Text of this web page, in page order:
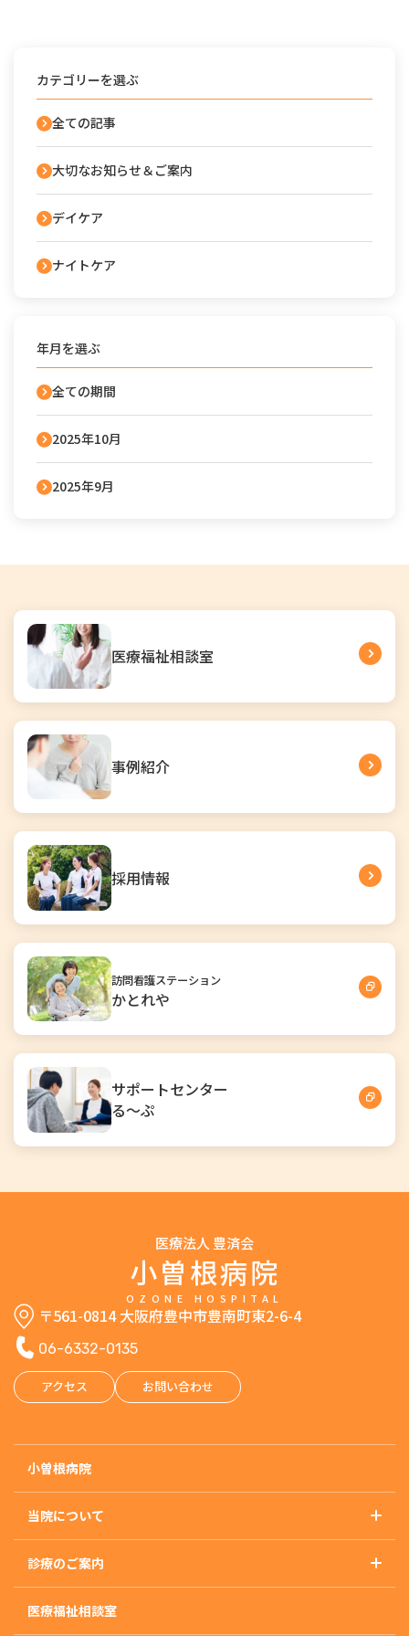
カテゴリーを選ぶ
全ての記事
大切なお知らせ＆ご案内
デイケア
ナイトケア
年月を選ぶ
全ての期間
2025年10月
2025年9月
医療福祉相談室
事例紹介
採用情報
訪問看護ステーション
かとれや
サポートセンター
る～ぷ
医療法人 豊済会
小曽根病院
OZONE HOSPITAL
〒561-0814 大阪府豊中市豊南町東2-6-4
06-6332-0135
アクセス お問い合わせ
小曽根病院
当院について
基本理念
概要・沿革・施設基準
診療のご案内
診療のご案内トップ
精神科
医療福祉相談室